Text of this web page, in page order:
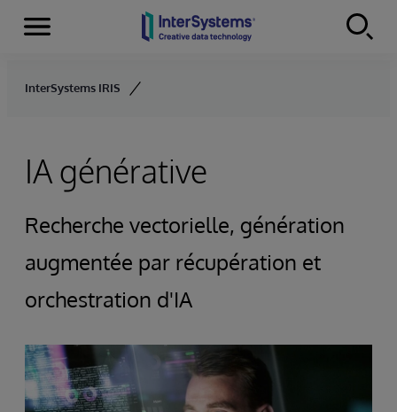
Skip to content
Menu
InterSystems IRIS
IA générative
Recherche vectorielle, génération
augmentée par récupération et
orchestration d'IA